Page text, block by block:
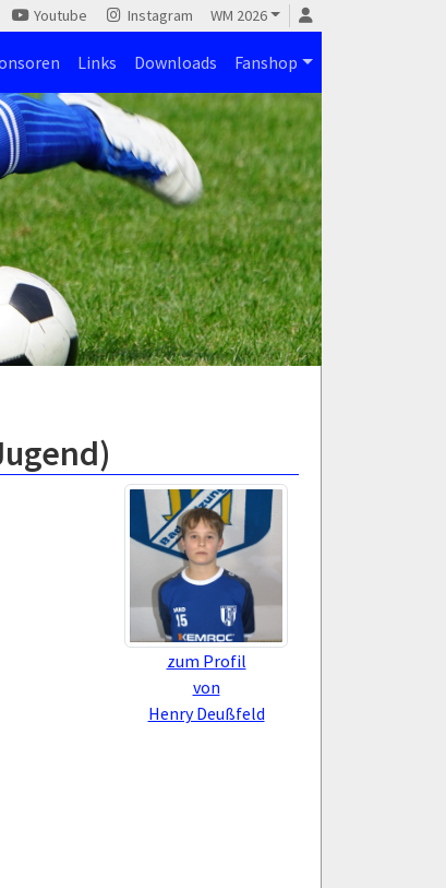
Youtube Instagram WM 2026
Links Downloads Fanshop
zum Profil
von
Henry Deußfeld